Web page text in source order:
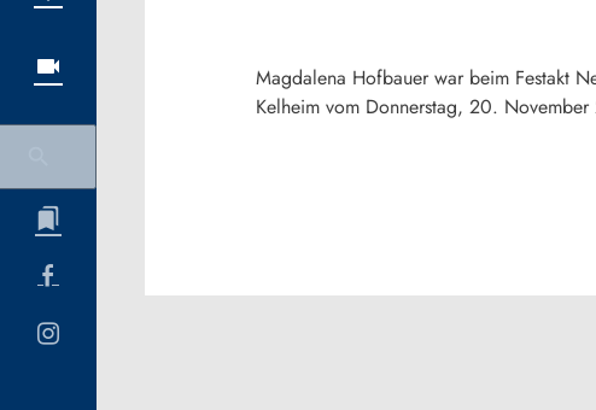
Magdalena Hofbauer war beim Festakt
Kelheim vom Donnerstag, 20.